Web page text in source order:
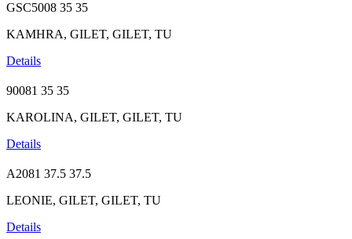
GSC5008 35 35
KAMHRA, GILET, GILET, TU
Details
90081 35 35
KAROLINA, GILET, GILET, TU
Details
A2081 37.5 37.5
LEONIE, GILET, GILET, TU
Details